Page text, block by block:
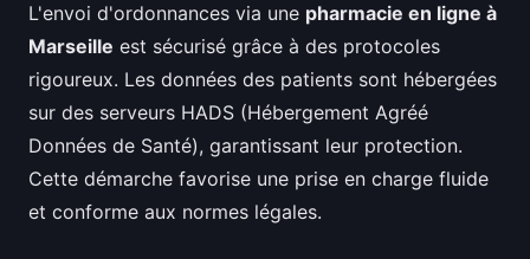
L'envoi d'ordonnances via une pharmacie en ligne à
Marseille est sécurisé grâce à des protocoles
rigoureux. Les données des patients sont hébergées
sur des serveurs HADS (Hébergement Agréé
Données de Santé), garantissant leur protection.
Cette démarche favorise une prise en charge fluide
et conforme aux normes légales.